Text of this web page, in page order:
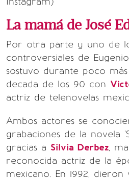
La mamá de José
Por otra parte y uno de
controversiales de
sostuvo durante poco
decada de los 90 con
actriz de telenovelas
Ambos actores se
grabaciones de la novela
gracias a Silvia Derbez,
reconocida actriz de la
mexicano. En 1992,